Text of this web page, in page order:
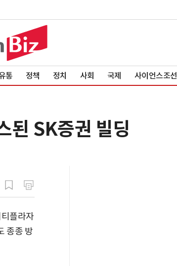
통 정책 정치 사회 국제 사이언스조선
된 SK증권 빌딩
플라자
종종 방